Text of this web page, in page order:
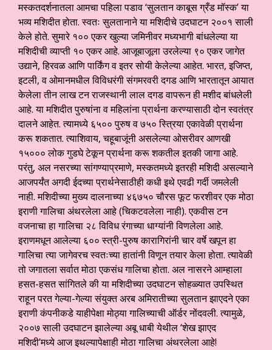
मस्कतदर्शनातला आमचा पहिला पडाव ‘सुलतान काबूस ग्रँड मॉस्क’ या
भव्य मशिदीत होता. स्वतः सुलतानाने या मशिदीचे उदघाटन २००१ साली
केले होते. सुमारे १०० एकर खुल्या जमिनीवर मध्यभागी बांधलेल्या या
मशिदीची व्याप्ती १० एकर आहे. आजूबाजूला उरलेल्या ९० एकर जागेत
उद्याने, हिरवळ आणि पार्किंग व इतर सोयी केलेल्या आहेत. भारत, इजिप्त,
इटली, व ओमानमधील विविधरंगी संगमरवरी दगड आणि भारतातून आयात
केलेला तीन लाख टन राजस्थानी लाल दगड वापरून ही मशीद बांधलेली
आहे. या मशिदीत पुरुषांना व महिलांना प्रार्थना करण्यासाठी दोन स्वतंत्र
दालने आहेत. त्यामध्ये ६५०० पुरुष व ७५० स्त्रिया एकावेळी प्रार्थना
करू शकतात. त्याशिवाय, चहूबाजूंनी असलेल्या ओसरीवर आणखी
१५००० लोक गुडघे टेकून प्रार्थना करू शकतील इतकी जागा आहे.
परंतु, अल नसरच्या सांगण्याप्रमाणे, मस्कतमध्ये इतरही मशिदी असल्याने
आजपर्यंत अगदी ईदच्या प्रार्थनेसाठीही कधी इथे एवढी गर्दी जमलेली
नाही. मशिदीच्या मुख्य दालनाच्या ४६७५० चौरस फूट फरशीवर एक मोठा
इराणी गालिचा अंथरलेला आहे (चिकटवलेला नाही). एकवीस टन
वजनाचा हा गालिचा २८ विविध रंगाच्या धाग्यांनी विणलेला आहे.
इराणमधून आलेल्या ६०० स्त्री-पुरुष कारागिरांनी चार वर्षे खपून हा
गालिचा त्या जागेवरच स्वतःच्या हातांनी विणून तयार केला होता. त्यावेळी
तो जगातला सर्वात मोठा एकसंध गालिचा होता. अल नासरने आम्हाला
हसत-हसत सांगितले की या मशिदीच्या उदघाटन सोहळ्यात उपस्थित
राहून परत गेल्या-गेल्या संयुक्त अरब अमिरातीच्या सुलतान झाएदने एका
इराणी कंपनीकडे याहीपेक्षा मोठ्या गालिच्याची ऑर्डर नोंदवली. त्यामुळे,
२००७ साली उदघाटन झालेल्या अबू धाबी येथील ‘शेख झाएद
मशिदी’मध्ये आज इथल्यापेक्षाही मोठा गालिचा अंथरलेला आहे!